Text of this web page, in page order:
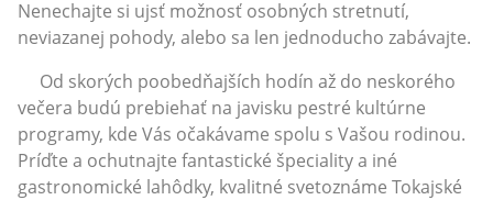
Nenechajte si ujsť možnosť osobných stretnutí,
neviazanej pohody, alebo sa len jednoducho zabávajte.
Od skorých poobedňajších hodín až do neskorého
večera budú prebiehať na javisku pestré kultúrne
programy, kde Vás očakávame spolu s Vašou rodinou.
Príďte a ochutnajte fantastické špeciality a iné
gastronomické lahôdky, kvalitné svetoznáme Tokajské